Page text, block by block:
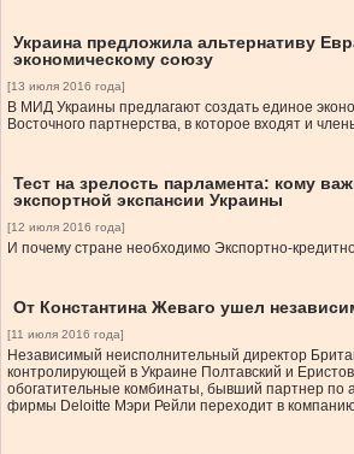
Украина предложила альтернативу
экономическому союзу
[13 июля 2016 года]
В МИД Украины предлагают создать единое
Восточного партнерства, в которое входят и
Тест на зрелость парламента: кому
экспортной экспансии Украины
[12 июля 2016 года]
И почему стране необходимо Экспортно-
От Константина Жеваго ушел
[11 июля 2016 года]
Независимый неисполнительный директор
контролирующей в Украине Полтавский и
обогатительные комбинаты, бывший партнер по
фирмы Deloitte Мэри Рейли переходит в